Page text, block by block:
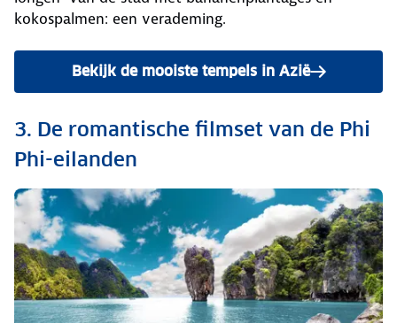
kokospalmen: een verademing.
Bekijk de mooiste tempels in Azië
3. De romantische filmset van de Phi
Phi-eilanden